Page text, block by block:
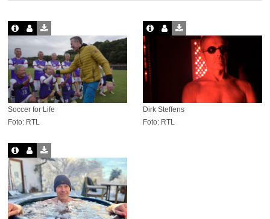
Soccer for Life
Foto: RTL
Dirk Steffens
Foto: RTL